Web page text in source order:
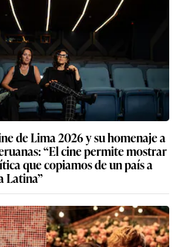
de Lima 2026 y su homenaje a
“El cine permite mostrar
que copiamos de un país a
Latina”